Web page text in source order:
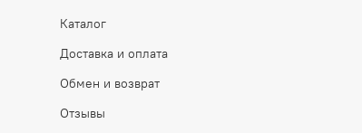
Каталог
Доставка и оплата
Обмен и возврат
Отзывы